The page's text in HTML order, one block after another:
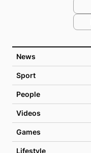
News
Sport
People
Videos
Games
Lifestyle